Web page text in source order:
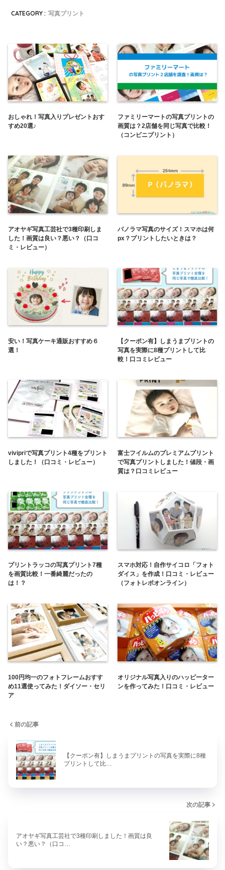
CATEGORY : 写真プリント
おしゃれ！写真入りプレゼントおす
すめ20選♪
ファミリーマートの写真プリントの
画質は？2店舗を同じ写真で比較！
（コンビニプリント）
アオヤギ写真工芸社で3種印刷しま
した！画質は良い？悪い？（口コ
ミ・レビュー）
パノラマ写真のサイズ！スマホは何
px？プリントしたいときは？
安い！写真ケーキ通販おすすめ６
選！
【クーポン有】しまうまプリントの
写真を実際に8種プリントして比
較！口コミレビュー
vivipriで写真プリント4種をプリント
しました！（口コミ・レビュー）
富士フイルムのプレミアムプリント
で写真プリントしました！値段・画
質は？口コミレビュー
プリントラッコの写真プリント7種
を画質比較！一番綺麗だったの
は！？
スマホ対応！自作サイコロ「フォト
ダイス」を作成！口コミ・レビュー
（フォトレボオンライン）
100円均一のフォトフレームおすす
め11選使ってみた！ダイソー・セリ
ア
オリジナル写真入りのハッピーター
ンを作ってみた！口コミ・レビュー
前の記事
【クーポン有】しまうまプリントの写真を実際に8種
プリントして比…
次の記事
アオヤギ写真工芸社で3種印刷しました！画質は良
い？悪い？（口コ…